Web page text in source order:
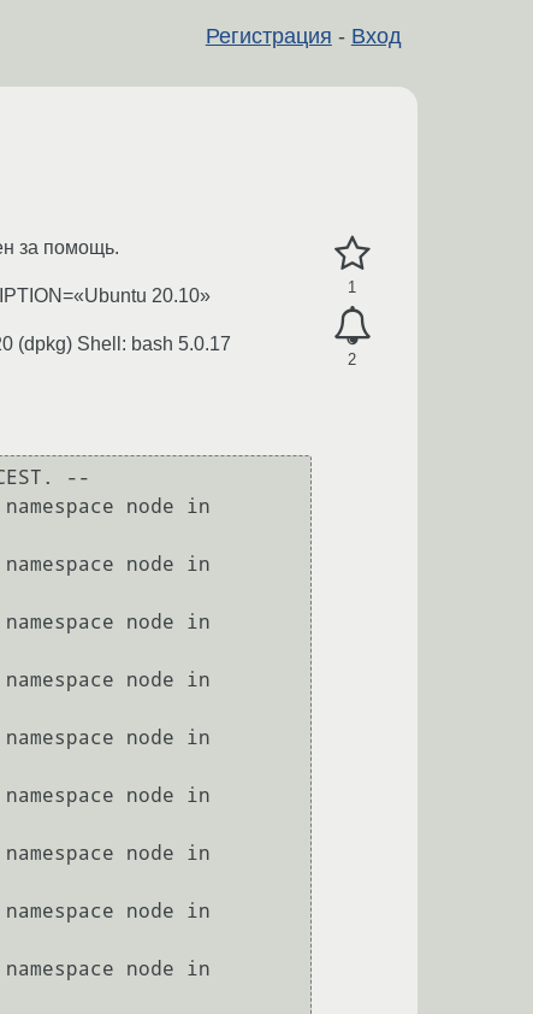
Регистрация - Вход
1
2
за помощь.
20.10»
(dpkg) Shell: bash 5.0.17
--
node in
node in
node in
node in
node in
node in
node in
node in
node in